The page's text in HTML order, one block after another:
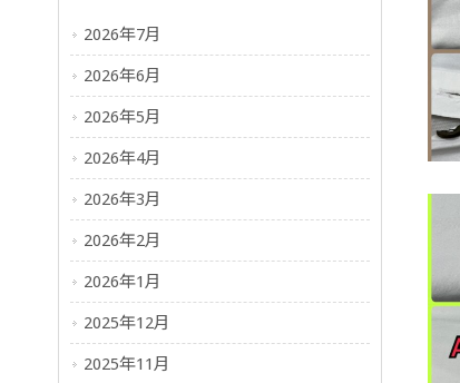
2026年7月
2026年6月
2026年5月
2026年4月
2026年3月
2026年2月
2026年1月
2025年12月
2025年11月